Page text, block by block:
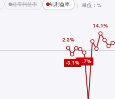
経常利益率 純利益率 単位：%